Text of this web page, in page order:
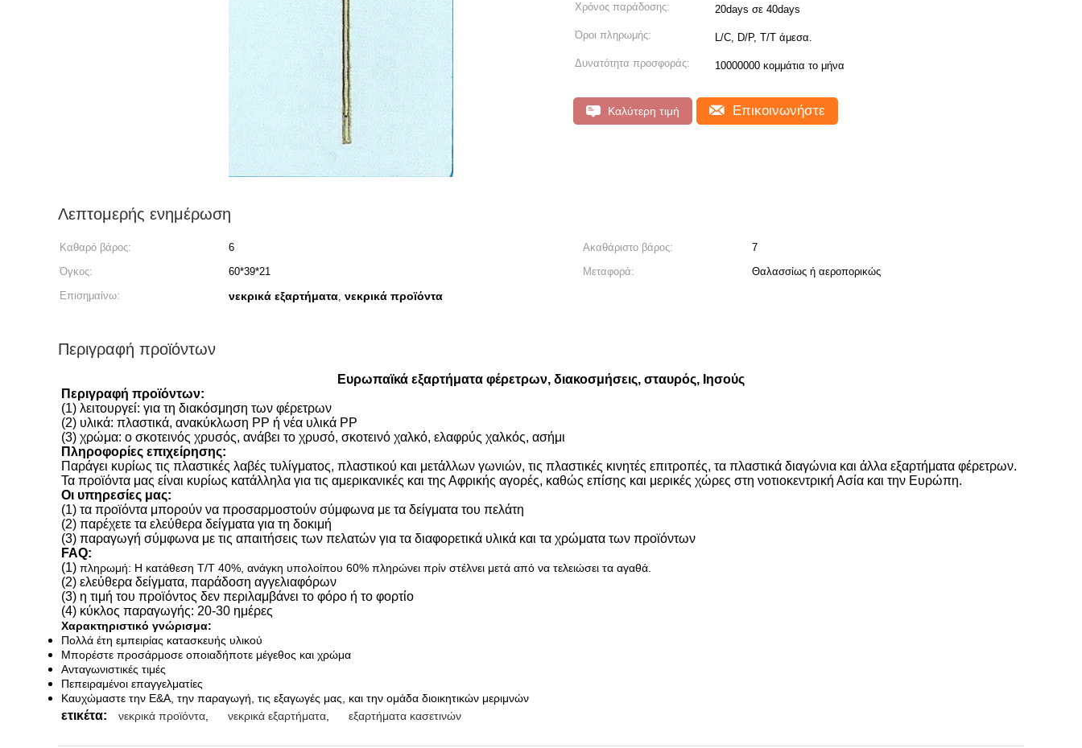
Χρόνος παράδοσης: 20days σε 40days
Όροι πληρωμής: L/C, D/P, T/T άμεσα.
Δυνατότητα προσφοράς: 10000000 κομμάτια το μήνα
Καλύτερη τιμή Επικοινωνήστε
Λεπτομερής ενημέρωση
Καθαρό βάρος: 6 Ακαθάριστο βάρος:
7
Όγκος:
60*39*21 Μεταφορά:
Θαλασσίως ή αεροπορικώς
Επισημαίνω:
νεκρικά εξαρτήματα, νεκρικά προϊόντα
Περιγραφή προϊόντων
Ευρωπαϊκά εξαρτήματα φέρετρων, διακοσμήσεις, σταυρός, Ιησούς
Περιγραφή προϊόντων:
(1) λειτουργεί: για τη διακόσμηση των φέρετρων
(2) υλικά: πλαστικά, ανακύκλωση PP ή νέα υλικά PP
(3) χρώμα: ο σκοτεινός χρυσός, ανάβει το χρυσό, σκοτεινό χαλκό, ελαφρύς χαλκός, ασήμι
Πληροφορίες επιχείρησης:
Παράγει κυρίως τις πλαστικές λαβές τυλίγματος, πλαστικού και μετάλλων γωνιών, τις πλαστικές κινητές επιτροπές, τα πλαστικά διαγώνια και άλλα εξαρτήματα φέρετρων.
Τα προϊόντα μας είναι κυρίως κατάλληλα για τις αμερικανικές και της Αφρικής αγορές, καθώς επίσης και μερικές χώρες στη νοτιοκεντρική Ασία και την Ευρώπη.
Οι υπηρεσίες μας:
(1) τα προϊόντα μπορούν να προσαρμοστούν σύμφωνα με τα δείγματα του πελάτη
(2) παρέχετε τα ελεύθερα δείγματα για τη δοκιμή
(3) παραγωγή σύμφωνα με τις απαιτήσεις των πελατών για τα διαφορετικά υλικά και τα χρώματα των προϊόντων
FAQ:
(1) πληρωμή: Η κατάθεση T/T 40%, ανάγκη υπολοίπου 60% πληρώνει πρίν στέλνει μετά από να τελειώσει τα αγαθά.
(2) ελεύθερα δείγματα, παράδοση αγγελιαφόρων
(3) η τιμή του προϊόντος δεν περιλαμβάνει το φόρο ή το φορτίο
(4) κύκλος παραγωγής: 20-30 ημέρες
Χαρακτηριστικό γνώρισμα:
Πολλά έτη εμπειρίας κατασκευής υλικού
Μπορέστε προσάρμοσε οποιαδήποτε μέγεθος και χρώμα
Ανταγωνιστικές τιμές
Πεπειραμένοι επαγγελματίες
Καυχώμαστε την Ε&Α, την παραγωγή, τις εξαγωγές μας, και την ομάδα διοικητικών μεριμνών
ετικέτα: νεκρικά προϊόντα νεκρικά εξαρτήματα εξαρτήματα κασετινών